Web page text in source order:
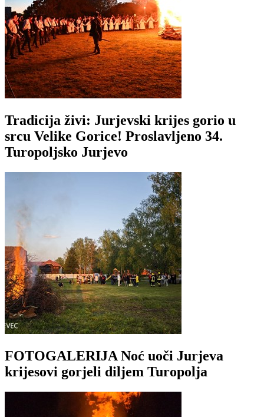
Tradicija živi: Jurjevski krijes gorio u
srcu Velike Gorice! Proslavljeno 34.
Turopoljsko Jurjevo
FOTOGALERIJA Noć uoči Jurjeva
krijesovi gorjeli diljem Turopolja